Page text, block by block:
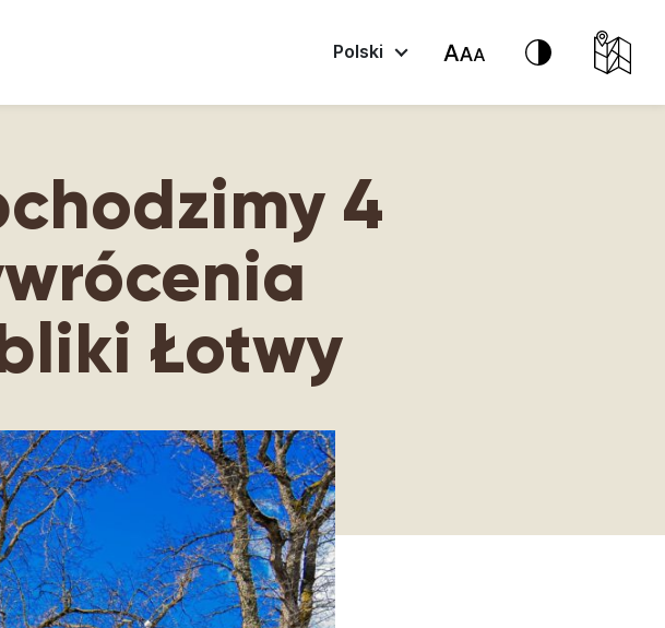
Polski
4
Łotwy